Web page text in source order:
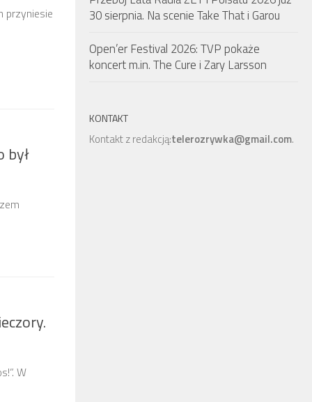
przyniesie
był
W
30 sierpnia. Na scenie Take That i Garou
Open’er Festival 2026: TVP pokaże
koncert m.in. The Cure i Zary Larsson
KONTAKT
Kontakt z redakcją:telerozrywka@gmail.com.